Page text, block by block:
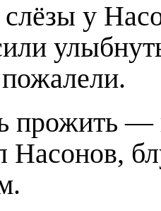
у
прожить —
Насонов,